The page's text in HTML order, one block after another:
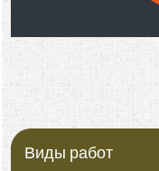
Виды работ